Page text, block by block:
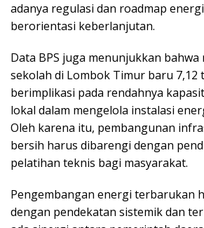
adanya regulasi dan roadmap
berorientasi keberlanjutan.
Data BPS juga menunjukkan
sekolah di Lombok Timur baru 7,12
berimplikasi pada rendahnya
lokal dalam mengelola instalasi
Oleh karena itu, pembangunan
bersih harus dibarengi dengan
pelatihan teknis bagi masyarakat.
Pengembangan energi terbarukan
dengan pendekatan sistemik dan